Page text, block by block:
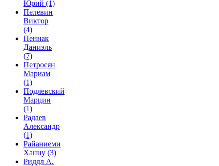
Юрий (1)
Пелевин
Виктор
(4)
Пеннак
Даниэль
(7)
Петросян
Мариам
(1)
Подлевский
Марцин
(1)
Радаев
Александр
(1)
Райаниеми
Ханну (3)
Риддл А.